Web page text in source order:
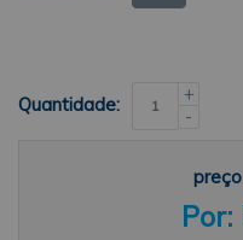
Quantidade:
+
-